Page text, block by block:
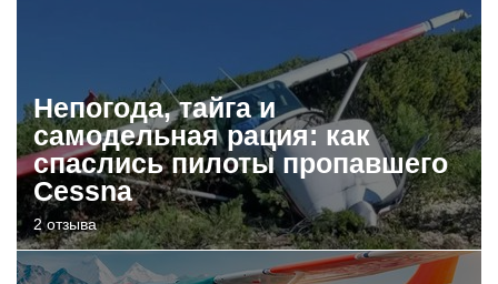
Непогода, тайга и
самодельная рация: как
спаслись пилоты пропавшего
Cessna
2 отзыва